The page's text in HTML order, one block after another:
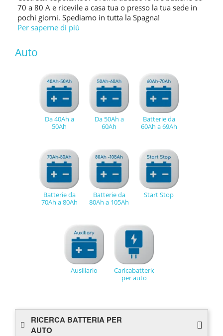
70 a 80 A e ricevile a casa tua o presso la tua sede in
pochi giorni. Spediamo in tutta la Spagna!
Per saperne di più
Auto
Da 40Ah a
50Ah
Da 50Ah a
60Ah
Batterie da
60Ah a 69Ah
Batterie da
70Ah a 80Ah
Batterie da
80Ah a 105Ah
Start Stop
Ausiliario
Caricabatterie
per auto
RICERCA BATTERIA PER
AUTO